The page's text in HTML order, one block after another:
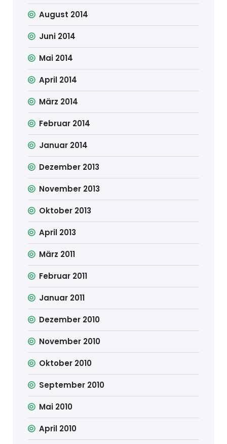
August 2014
Juni 2014
Mai 2014
April 2014
März 2014
Februar 2014
Januar 2014
Dezember 2013
November 2013
Oktober 2013
April 2013
März 2011
Februar 2011
Januar 2011
Dezember 2010
November 2010
Oktober 2010
September 2010
Mai 2010
April 2010